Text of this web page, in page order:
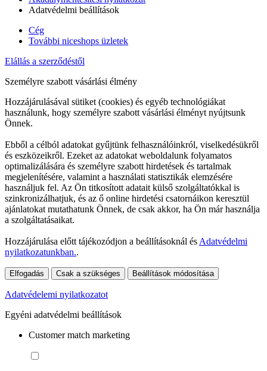
Adatvédelmi beállítások
Cég
További niceshops üzletek
Elállás a szerződéstől
Személyre szabott vásárlási élmény
Hozzájárulásával sütiket (cookies) és egyéb technológiákat
használunk, hogy személyre szabott vásárlási élményt nyújtsunk
Önnek.
Ebből a célból adatokat gyűjtünk felhasználóinkról, viselkedésükről
és eszközeikről. Ezeket az adatokat weboldalunk folyamatos
optimalizálására és személyre szabott hirdetések és tartalmak
megjelenítésére, valamint a használati statisztikák elemzésére
használjuk fel. Az Ön titkosított adatait külső szolgáltatókkal is
szinkronizálhatjuk, és az ő online hirdetési csatornáikon keresztül
ajánlatokat mutathatunk Önnek, de csak akkor, ha Ön már használja
a szolgáltatásaikat.
Hozzájárulása előtt tájékozódjon a beállításoknál és Adatvédelmi
nyilatkozatunkban..
Elfogadás Csak a szükséges Beállítások módosítása
Adatvédelemi nyilatkozatot
Egyéni adatvédelmi beállítások
Customer match marketing